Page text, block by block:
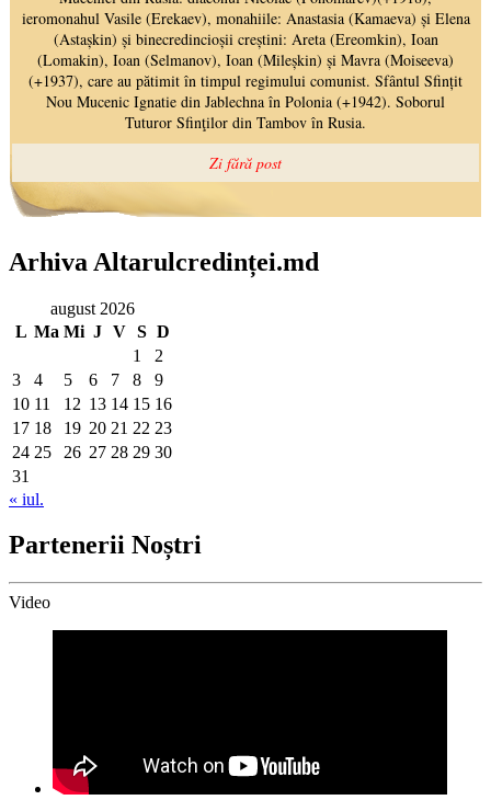
Arhiva Altarulcredinței.md
august 2026
L Ma Mi J V S D
1
2
3
4 5 6 7 8
9
10 11 12 13 14 15 16
17 18 19 20 21 22 23
24 25 26 27 28 29 30
31
« iul.
Partenerii Noștri
Video